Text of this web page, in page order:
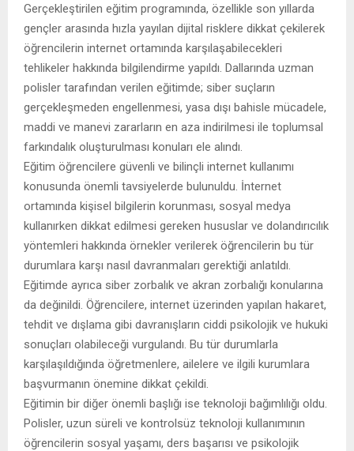
Gerçekleştirilen eğitim programında, özellikle son yıllarda
gençler arasında hızla yayılan dijital risklere dikkat çekilerek
öğrencilerin internet ortamında karşılaşabilecekleri
tehlikeler hakkında bilgilendirme yapıldı. Dallarında uzman
polisler tarafından verilen eğitimde; siber suçların
gerçekleşmeden engellenmesi, yasa dışı bahisle mücadele,
maddi ve manevi zararların en aza indirilmesi ile toplumsal
farkındalık oluşturulması konuları ele alındı.
Eğitim öğrencilere güvenli ve bilinçli internet kullanımı
konusunda önemli tavsiyelerde bulunuldu. İnternet
ortamında kişisel bilgilerin korunması, sosyal medya
kullanırken dikkat edilmesi gereken hususlar ve dolandırıcılık
yöntemleri hakkında örnekler verilerek öğrencilerin bu tür
durumlara karşı nasıl davranmaları gerektiği anlatıldı.
Eğitimde ayrıca siber zorbalık ve akran zorbalığı konularına
da değinildi. Öğrencilere, internet üzerinden yapılan hakaret,
tehdit ve dışlama gibi davranışların ciddi psikolojik ve hukuki
sonuçları olabileceği vurgulandı. Bu tür durumlarla
karşılaşıldığında öğretmenlere, ailelere ve ilgili kurumlara
başvurmanın önemine dikkat çekildi.
Eğitimin bir diğer önemli başlığı ise teknoloji bağımlılığı oldu.
Polisler, uzun süreli ve kontrolsüz teknoloji kullanımının
öğrencilerin sosyal yaşamı, ders başarısı ve psikolojik